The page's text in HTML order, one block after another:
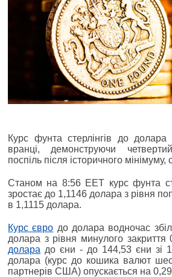
Курс фунта стерлінгів до
вранці, демонструючи
поспіль після історичного мінімуму,
Станом на 8:56 ЕЕТ курс фунта
зростає до 1,1146 долара з рівня
в 1,1115 долара.
Курс євро до долара водночас
долара з рівня минулого закриття
долара до єни - до 144,53 єни зі
долара (курс до кошика валют
партнерів США) опускається на